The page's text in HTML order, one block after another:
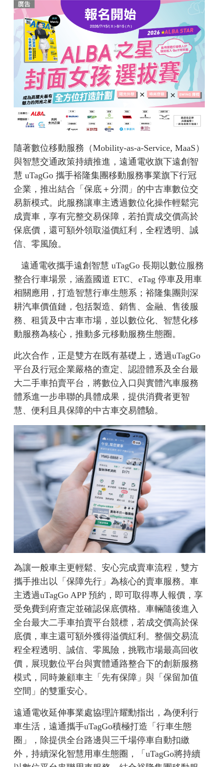
隨著數位移動服務（Mobility-as-a-Service, MaaS）
與智慧交通政策持續推進，遠通電收旗下遠創智
慧 uTagGo 攜手裕隆集團移動服務事業旗下行冠
企業，推出結合「保底＋分潤」的中古車數位交
易新模式。此服務讓車主透過數位化操作輕鬆完
成賣車，享有完整交易保障，若拍賣成交價高於
保底價，還可額外領取溢價紅利，全程透明、誠
信、零風險。
遠通電收攜手遠創智慧 uTagGo 長期以數位服務
整合行車場景，涵蓋國道 ETC、eTag 停車及用車
相關應用，打造智慧行車生態系；裕隆集團則深
耕汽車價值鏈，包括製造、銷售、金融、售後服
務、租賃及中古車市場，並以數位化、智慧化移
動服務為核心，推動多元移動服務生態圈。
此次合作，正是雙方在既有基礎上，透過uTagGo
平台及行冠企業嚴格的查定、認證體系及全台最
大二手車拍賣平台，將數位入口與實體汽車服務
體系進一步串聯的具體成果，提供消費者更智
慧、便利且具保障的中古車交易體驗。
為讓一般車主更輕鬆、安心完成賣車流程，雙方
攜手推出以「保障先行」為核心的賣車服務。車
主透過uTagGo APP 預約，即可取得專人報價，享
受免費到府查定並確認保底價格。車輛隨後進入
全台最大二手車拍賣平台競標，若成交價高於保
底價，車主還可額外獲得溢價紅利。整個交易流
程全程透明、誠信、零風險，挑戰市場最高回收
價，展現數位平台與實體通路整合下的創新服務
模式，同時兼顧車主「先有保障」與「保留加值
空間」的雙重安心。
遠通電收延伸事業處協理許耀勳指出，為便利行
車生活，遠通攜手uTagGo積極打造「行車生態
圈」，除提供全台路邊與三千場停車自動扣繳
外，持續深化智慧用車生態圈，「uTagGo將持續